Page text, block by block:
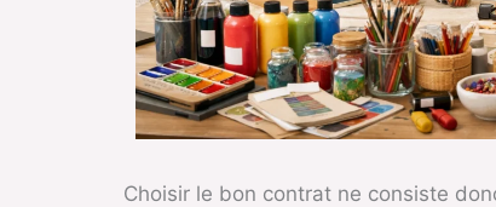
Choisir le bon contrat ne consiste